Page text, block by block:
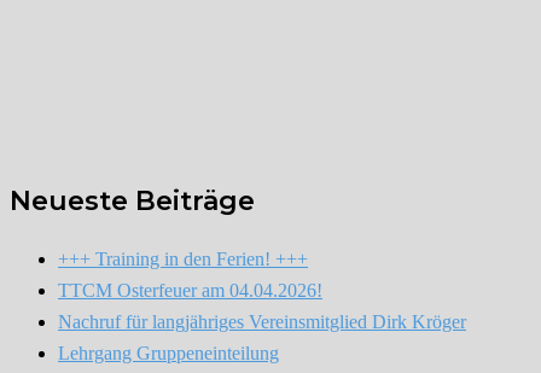
Neueste Beiträge
+++ Training in den Ferien! +++
TTCM Osterfeuer am 04.04.2026!
Nachruf für langjähriges Vereinsmitglied Dirk Kröger
Lehrgang Gruppeneinteilung